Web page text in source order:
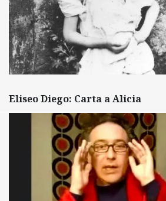
Eliseo Diego: Carta a Alicia